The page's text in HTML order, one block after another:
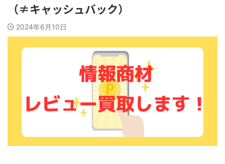
（≠キャッシュバック）
2024年6月10日